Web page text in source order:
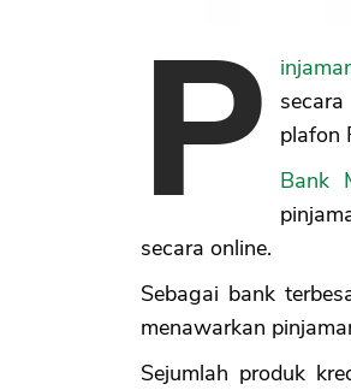
P
plafon
Bank
secara online.
Sebagai bank
menawarkan
Sejumlah produk